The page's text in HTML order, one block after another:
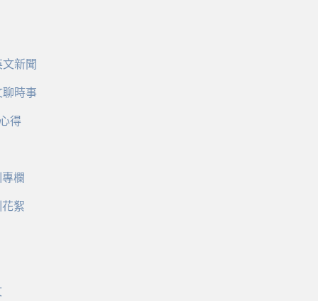
新聞
聊時事
得
欄
絮